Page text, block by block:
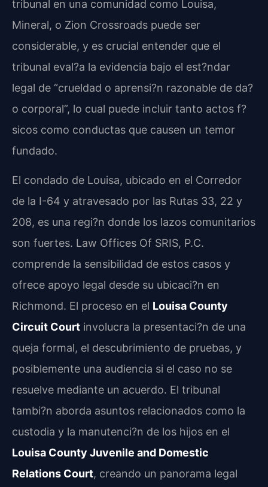
tribunal en una comunidad como Louisa,
Mineral, o Zion Crossroads puede ser
considerable, y es crucial entender que el
tribunal eval?a la evidencia bajo el est?ndar
legal de “crueldad o aprensi?n razonable de da?
o corporal”, lo cual puede incluir tanto actos f?
sicos como conductas que causen un temor
fundado.
El condado de Louisa, ubicado en el Corredor
de la I-64 y atravesado por las Rutas 33, 22 y
208, es una regi?n donde los lazos comunitarios
son fuertes. Law Offices Of SRIS, P.C.
comprende la sensibilidad de estos casos y
ofrece apoyo legal desde su ubicaci?n en
Richmond. El proceso en el Louisa County
Circuit Court involucra la presentaci?n de una
queja formal, el descubrimiento de pruebas, y
posiblemente una audiencia si el caso no se
resuelve mediante un acuerdo. El tribunal
tambi?n aborda asuntos relacionados como la
custodia y la manutenci?n de los hijos en el
Louisa County Juvenile and Domestic
Relations Court, creando un panorama legal